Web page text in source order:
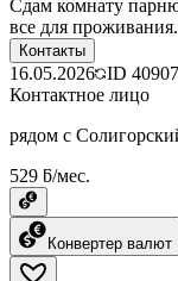
Сдам комнату
все для проживания.
Контакты
16.05.2026 ID
Контактное лицо
рядом с
529 ƃ/мес.
Конвертер валют